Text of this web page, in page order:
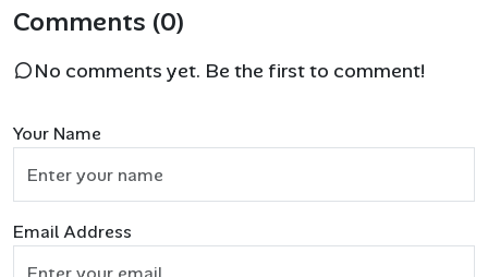
Comments (0)
No comments yet. Be the first to comment!
Your Name
Email Address